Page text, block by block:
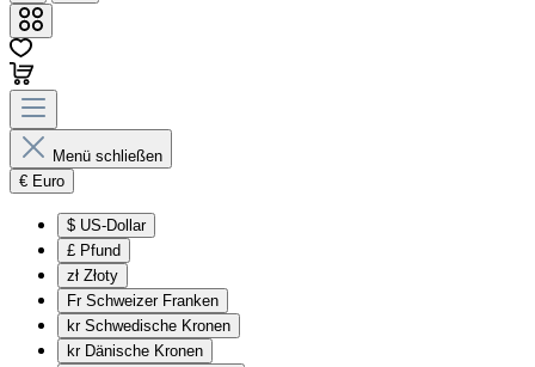
Menü schließen
€ Euro
$ US-Dollar
£ Pfund
zł Złoty
Fr Schweizer Franken
kr Schwedische Kronen
kr Dänische Kronen